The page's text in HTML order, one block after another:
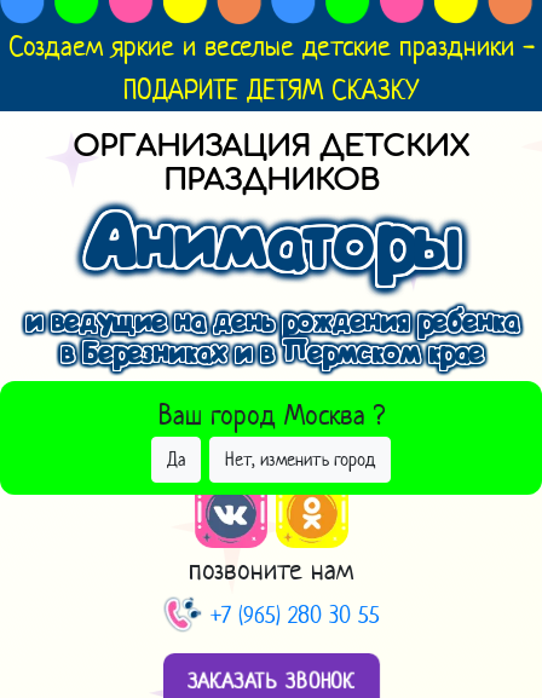
Создаем яркие и веселые детские праздники -
ПОДАРИТЕ ДЕТЯМ СКАЗКУ
ОРГАНИЗАЦИЯ ДЕТСКИХ
ПРАЗДНИКОВ
Аниматоры
и ведущие на день рождения ребенка
в Березниках и в Пермском крае
Ваш город Москва ?
Да Нет, изменить город
ВЫБРАТЬ ДРУГОЙ ГОРОД
позвоните нам
+7 (965) 280 30 55
ЗАКАЗАТЬ ЗВОНОК